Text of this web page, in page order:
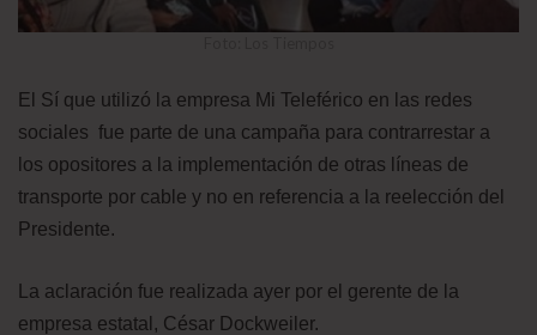
El Sí que utilizó la empresa Mi Teleférico en las redes
sociales fue parte de una campaña para contrarrestar a
los opositores a la implementación de otras líneas de
transporte por cable y no en referencia a la reelección del
Presidente.
La aclaración fue realizada ayer por el gerente de la
empresa estatal, César Dockweiler.